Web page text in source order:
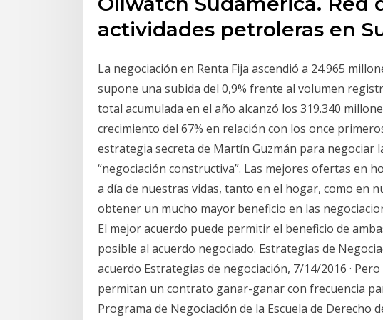
actividades petroleras en
La negociación en Renta Fija ascendió a 24.965
supone una subida del 0,9% frente al volumen
total acumulada en el año alcanzó los 319.340
crecimiento del 67% en relación con los once
estrategia secreta de Martín Guzmán para negociar
“negociación constructiva”. Las mejores ofertas en
a día de nuestras vidas, tanto en el hogar, como en
obtener un mucho mayor beneficio en las
El mejor acuerdo puede permitir el beneficio de
posible al acuerdo negociado. Estrategias de
acuerdo Estrategias de negociación, 7/14/2016 ·
permitan un contrato ganar-ganar con frecuencia
Programa de Negociación de la Escuela de Derecho